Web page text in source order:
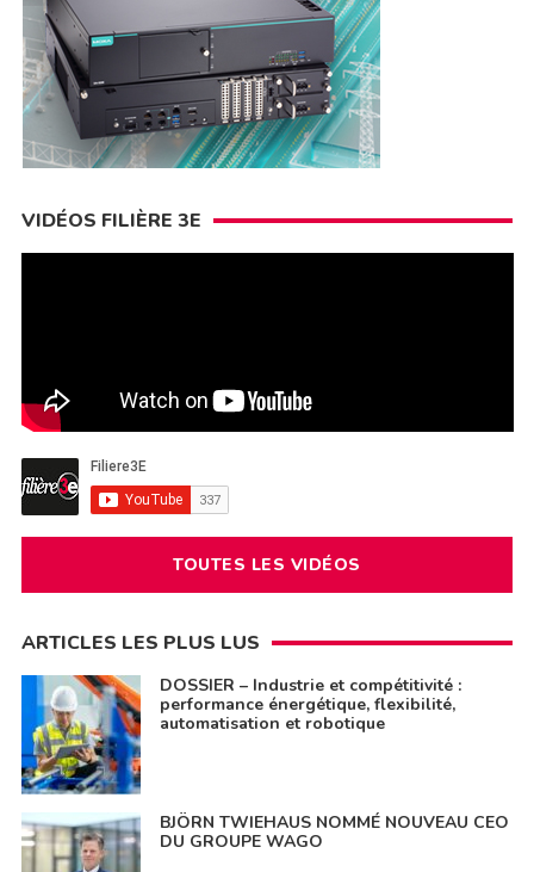
VIDÉOS FILIÈRE 3E
TOUTES LES VIDÉOS
ARTICLES LES PLUS LUS
DOSSIER – Industrie et compétitivité :
performance énergétique, flexibilité,
automatisation et robotique
BJÖRN TWIEHAUS NOMMÉ NOUVEAU CEO
DU GROUPE WAGO